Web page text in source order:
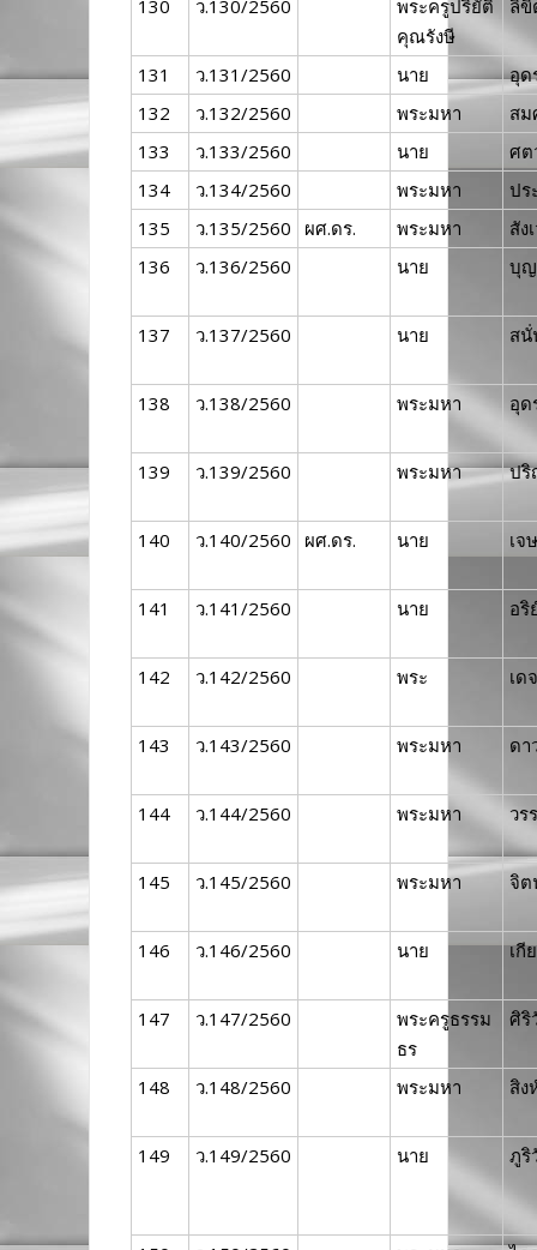
130
ว.130/2560
พระครูปริยัติ
คุณรังษี
ลิขิ
131 ว.131/2560 นาย
อุด
132
ว.132/2560 พระมหา
ส
133
ว.133/2560 นาย
ศต
134
ว.134/2560 พระมหา
ปร
135
ว.135/2560 ผศ.ดร. พระมหา
สัง
136
ว.136/2560 นาย บุ
137 ว.137/2560 นาย สนั่
138 ว.138/2560 พระมหา อุด
139 ว.139/2560 พระมหา ป
140 ว.140/2560 ผศ.ดร. นาย เจ
141 ว.141/2560 นาย อริ
142 ว.142/2560 พระ เด
143 ว.143/2560 พระมหา ดา
144 ว.144/2560 พระมหา ว
145 ว.145/2560 พระมหา จิต
146 ว.146/2560 นาย เกี
147 ว.147/2560
พระครูธรรม
ธร
ศิ
148 ว.148/2560 พระมหา สิง
149 ว.149/2560 นาย ภูริ